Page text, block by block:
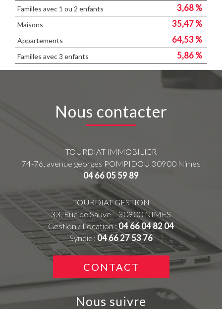
Familles avec 1 ou 2 enfants 3,68 %
Maisons 35,47 %
Appartements 64,53 %
Familles avec 3 enfants 5,86 %
Nous contacter
TOURDIAT IMMOBILIER
74-76, avenue georges POMPIDOU 30900 Nimes
04 66 05 59 89
TOURDIAT GESTION
33, Rue de Sauve – 30900 NIMES
Gestion / Location :04 66 04 82 04
Syndic :04 66 27 53 76
CONTACT
Nous suivre